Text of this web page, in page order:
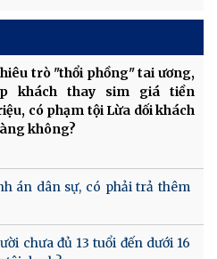
trò "thổi phồng" tai ương,
khách thay sim giá tiền
có phạm tội Lừa dối khách
không?
án dân sự, có phải trả thêm
chưa đủ 13 tuổi đến dưới 16